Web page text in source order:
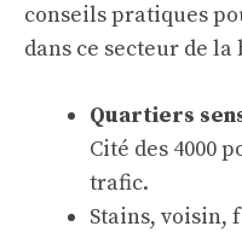
conseils pratiques
dans ce secteur de
Quartiers
Cité des 4000
trafic.
Stains, voisin,